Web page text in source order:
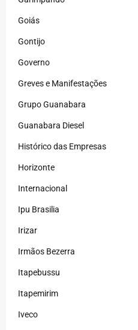
Goiás
Gontijo
Governo
Greves e Manifestações
Grupo Guanabara
Guanabara Diesel
Histórico das Empresas
Horizonte
Internacional
Ipu Brasilia
Irizar
Irmãos Bezerra
Itapebussu
Itapemirim
Iveco